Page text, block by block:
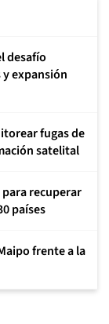
desafío
expansión
fugas de
satelital
para recuperar
países
frente a la